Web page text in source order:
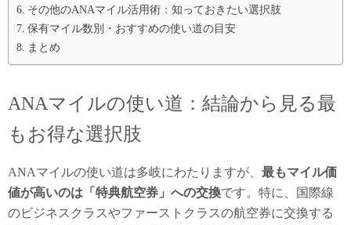
その他のANAマイル活用術：知っておきたい選択肢
保有マイル数別・おすすめの使い道の目安
まとめ
ANAマイルの使い道：結論から見る最
もお得な選択肢
ANAマイルの使い道は多岐にわたりますが、 最もマイル価
値が高いのは「特典航空券」への交換です。特に、国際線
のビジネスクラスやファーストクラスの航空券に交換する